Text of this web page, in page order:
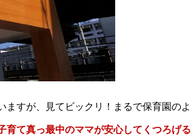
ますが、見てビックリ！まるで保育園のよ
育て真っ最中のママが安心してくつろげる